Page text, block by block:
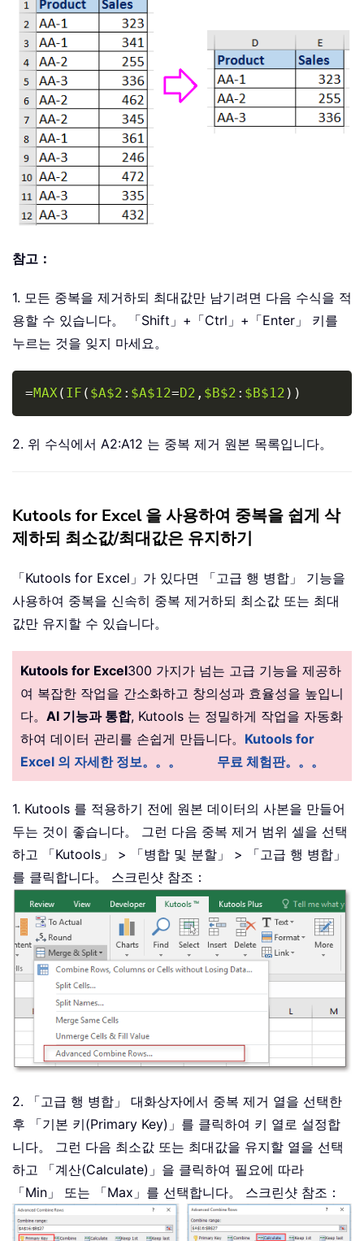
참고：
1. 모든 중복을 제거하되 최대값만 남기려면 다음 수식을 적
용할 수 있습니다。 「Shift」+「Ctrl」+「Enter」 키를
누르는 것을 잊지 마세요。
=MAX ( IF ( $A$2 : $A$12=D2 , $B$2 : $B$12 ) )
Copy
2. 위 수식에서 A2:A12 는 중복 제거 원본 목록입니다。
Kutools for Excel 을 사용하여 중복을 쉽게 삭
제하되 최소값/최대값은 유지하기
「Kutools for Excel」가 있다면 「고급 행 병합」 기능을
사용하여 중복을 신속히 중복 제거하되 최소값 또는 최대
값만 유지할 수 있습니다。
Kutools for Excel300 가지가 넘는 고급 기능을 제공하
여 복잡한 작업을 간소화하고 창의성과 효율성을 높입니
다。 AI 기능과 통합, Kutools 는 정밀하게 작업을 자동화
하여 데이터 관리를 손쉽게 만듭니다。 Kutools for
Excel 의 자세한 정보。。。
무료 체험판。。。
1. Kutools 를 적용하기 전에 원본 데이터의 사본을 만들어
두는 것이 좋습니다。 그런 다음 중복 제거 범위 셀을 선택
하고 「Kutools」 > 「병합 및 분할」 > 「고급 행 병합」
를 클릭합니다。 스크린샷 참조：
2. 「고급 행 병합」 대화상자에서 중복 제거 열을 선택한
후 「기본 키(Primary Key)」를 클릭하여 키 열로 설정합
니다。 그런 다음 최소값 또는 최대값을 유지할 열을 선택
하고 「계산(Calculate)」을 클릭하여 필요에 따라
「Min」 또는 「Max」를 선택합니다。 스크린샷 참조：